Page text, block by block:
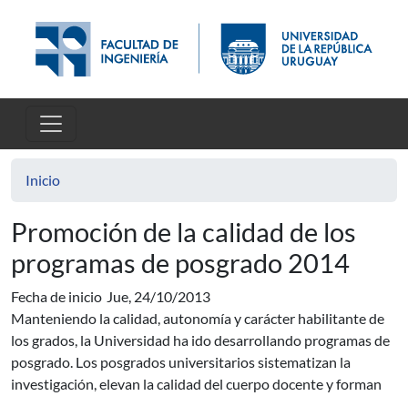
Inicio
Promoción de la calidad de los
programas de posgrado 2014
Fecha de inicio Jue, 24/10/2013
Manteniendo la calidad, autonomía y carácter habilitante de
los grados, la Universidad ha ido desarrollando programas de
posgrado. Los posgrados universitarios sistematizan la
investigación, elevan la calidad del cuerpo docente y forman